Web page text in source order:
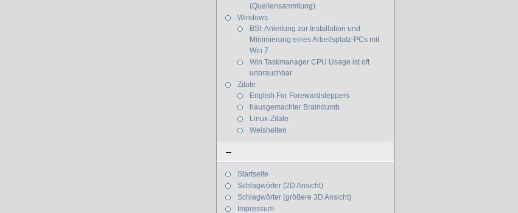
(Quellensammlung)
Windows
BSI: Anleitung zur Installation und
Minimierung eines Arbeitsplatz-PCs mit
Win 7
Win Taskmanager CPU Usage ist oft
unbrauchbar
Zitate
English For Forewardsteppers
hausgemachter Braindumb
Linux-Zitate
Weisheiten
–
Startseite
Schlagwörter (2D Ansicht)
Schlagwörter (größere 3D Ansicht)
Impressum